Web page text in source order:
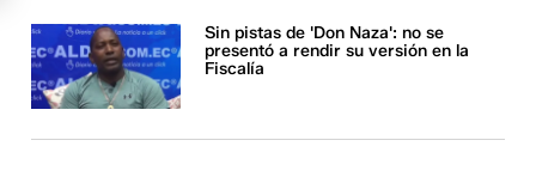
Sin pistas de 'Don Naza': no se
presentó a rendir su versión en la
Fiscalía